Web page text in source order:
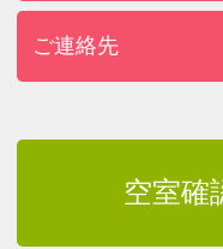
ご連絡先
空室確